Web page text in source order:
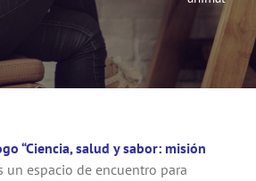
“Ciencia, salud y sabor: misión
un espacio de encuentro para